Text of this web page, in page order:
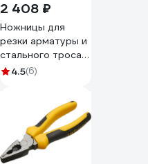
2 408 ₽
Ножницы для
резки арматуры и
стального троса
NEO Tools 190 мм
4.5(6)